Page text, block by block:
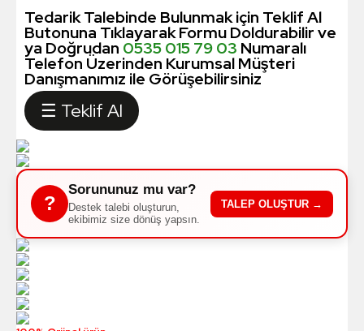
Tedarik Talebinde Bulunmak için Teklif Al
Butonuna Tıklayarak Formu Doldurabilir ve
ya Doğrudan 0535 015 79 03 Numaralı
Telefon Üzerinden Kurumsal Müşteri
Danışmanımız ile Görüşebilirsiniz
☰ Teklif Al
?
Sorununuz mu var?
Destek talebi oluşturun,
ekibimiz size dönüş yapsın.
TALEP OLUŞTUR →